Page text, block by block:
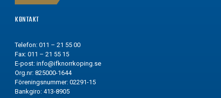
KONTAKT
Telefon: 011 – 21 55 00
Fax: 011 – 21 55 15
E-post: info@ifknorrkoping.se
Org.nr: 825000-1644
Föreningsnummer: 02291-15
Bankgiro: 413-8905